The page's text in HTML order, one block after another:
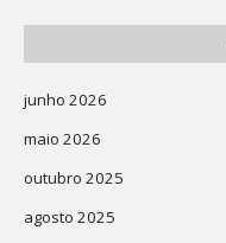
junho 2026
maio 2026
outubro 2025
agosto 2025